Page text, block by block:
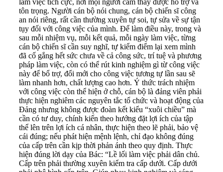
làm việc tích cực, nơi mọi người cảm thấy được hỗ trợ và
tôn trọng. Người cán bộ nói chung, cán bộ chiến sĩ công
an nói riêng, rất cần thường xuyên tự soi, tự sửa về sự tận
tụy đối với công việc của mình. Để làm điều này, trong và
sau mỗi nhiệm vụ, mỗi kết quả, mỗi ngày làm việc, từng
cán bộ chiến sĩ cần suy nghĩ, tự kiểm điểm lại xem mình
đã cố gắng hết sức chưa về cả công sức, trí tuệ và phương
pháp làm việc, còn có thể rút kinh nghiệm gì từ công việc
này để bổ trợ, đổi mới cho công việc tương tự lần sau sẽ
làm nhanh hơn, chất lượng cao hơn. Ý thức trách nhiệm
với công việc còn thể hiện ở chỗ, cán bộ là đảng viên phải
thực hiện nghiêm các nguyên tắc tổ chức và hoạt động của
Đảng nhưng không được đoàn kết kiểu “xuôi chiều” mà
cần có tư duy, chính kiến theo hướng đặt lợi ích của tập
thể lên trên lợi ích cá nhân, thực hiện theo lẽ phải, bảo vệ
cái đúng; nếu phát hiện mệnh lệnh, chỉ đạo không đúng
của cấp trên cần kịp thời phản ánh theo quy định. Thực
hiện đúng lời dạy của Bác: “Lề lối làm việc phải dân chủ.
Cấp trên phải thường xuyên kiểm tra cấp dưới. Cấp dưới